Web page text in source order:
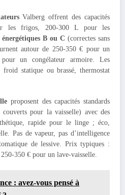
Valberg offrent des capacités
les frigos, 200-300 L pour les
énergétiques B ou C (correctes sans
autour de 250-350 € pour un
un congélateur armoire. Les
statique ou brassé, thermostat
proposent des capacités standards
pour la vaisselle) avec des
rapide pour le linge ; éco,
Pas de vapeur, pas d’intelligence
de lessive. Prix typiques :
350 € pour un lave-vaisselle.
: avez-vous pensé à